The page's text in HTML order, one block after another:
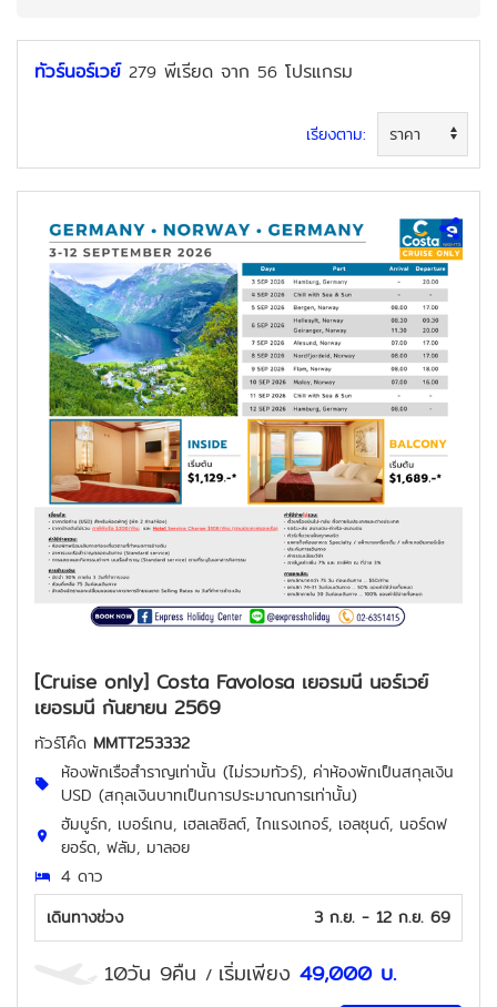
ทัวร์นอร์เวย์ 279 พีเรียด จาก 56 โปรแกรม
เรียงตาม:
[Cruise only] Costa Favolosa เยอรมนี นอร์เวย์
เยอรมนี กันยายน 2569
ทัวร์โค๊ด MMTT253332
ห้องพักเรือสำราญเท่านั้น (ไม่รวมทัวร์), ค่าห้องพักเป็นสกุลเงิน
USD (สกุลเงินบาทเป็นการประมาณการเท่านั้น)
ฮัมบูร์ก, เบอร์เกน, เฮลเลซิลต์, ไกแรงเกอร์, เอลซุนด์, นอร์ดฟ
ยอร์ด, ฟลัม, มาลอย
4 ดาว
เดินทางช่วง
3 ก.ย. - 12 ก.ย. 69
10วัน 9คืน / เริ่มเพียง 49,000 บ.